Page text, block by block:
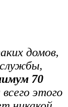
домов,
службы,
70
этого